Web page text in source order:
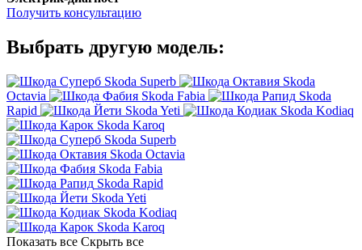
Получить консультацию
Выбрать другую модель:
Skoda Superb
Skoda
Octavia
Skoda Fabia
Skoda
Rapid
Skoda Yeti
Skoda Kodiaq
Skoda Karoq
Skoda Superb
Skoda Octavia
Skoda Fabia
Skoda Rapid
Skoda Yeti
Skoda Kodiaq
Skoda Karoq
Показать все Скрыть все